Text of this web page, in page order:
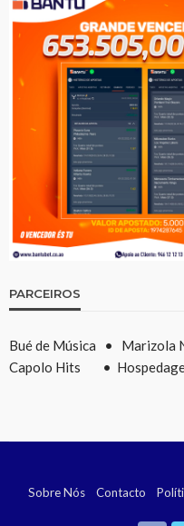
PARCEIROS
Bué de Música • Marizola
Capolo Hits •
Sobre Nós Contacto